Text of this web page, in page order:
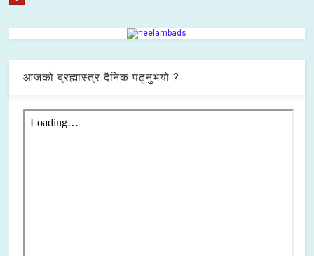
आजको ब्रह्मास्त्र दैनिक पढ्नुभयो ?